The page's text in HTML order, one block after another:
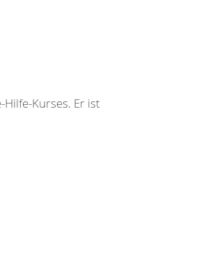
Kurses. Er ist